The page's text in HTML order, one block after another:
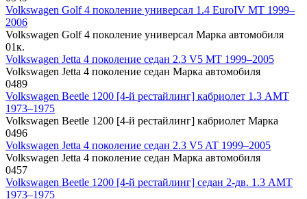
Volkswagen Golf 4 поколение универсал 1.4 EuroIV MT 1999–
2006
Volkswagen Golf 4 поколение универсал Марка автомобиля
01к.
Volkswagen Jetta 4 поколение седан 2.3 V5 MT 1999–2005
Volkswagen Jetta 4 поколение седан Марка автомобиля
0489
Volkswagen Beetle 1200 [4-й рестайлинг] кабриолет 1.3 AMT
1973–1975
Volkswagen Beetle 1200 [4-й рестайлинг] кабриолет Марка
0496
Volkswagen Jetta 4 поколение седан 2.3 V5 AT 1999–2005
Volkswagen Jetta 4 поколение седан Марка автомобиля
0457
Volkswagen Beetle 1200 [4-й рестайлинг] седан 2-дв. 1.3 AMT
1973–1975